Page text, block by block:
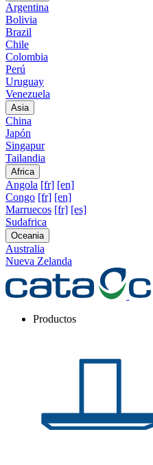
Argentina
Bolivia
Brazil
Chile
Colombia
Perú
Uruguay
Venezuela
Asia
China
Japón
Singapur
Tailandia
Africa
Angola [fr] [en]
Congo [fr] [en]
Marruecos [fr] [es]
Sudafrica
Oceania
Australia
Nueva Zelanda
Productos